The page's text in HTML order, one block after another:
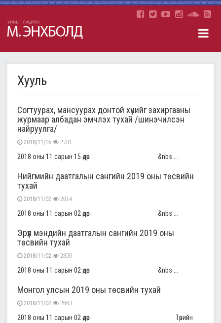
Хууль
Согтуурах, мансуурах донтой хүнийг захиргааны
журмаар албадан эмчлэх тухай /шинэчилсэн
найруулга/
2018/11/15 2781
2018 оны 11 сарын 15 өдөр &nbs ...
Нийгмийн даатгалын сангийн 2019 оны төсвийн
тухай
2018/11/02 2614
2018 оны 11 сарын 02 өдөр &nbs ...
Эрүүл мэндийн даатгалын сангийн 2019 оны
төсвийн тухай
2018/11/02 2859
2018 оны 11 сарын 02 өдөр &nbs ...
Монгол улсын 2019 оны төсвийн тухай
2018/11/02 2663
2018 оны 11 сарын 02 өдөр Төрийн